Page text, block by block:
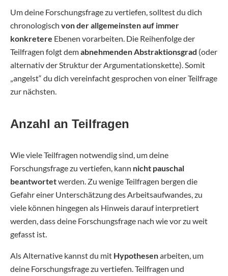
Um deine Forschungsfrage zu vertiefen, solltest du dich
chronologisch von der allgemeinsten auf immer
konkretere Ebenen vorarbeiten. Die Reihenfolge der
Teilfragen folgt demabnehmenden Abstraktionsgrad (oder
alternativ der Struktur der Argumentationskette). Somit
„angelst“ du dich vereinfacht gesprochen von einer Teilfrage
zur nächsten.
Anzahl an Teilfragen
Wie viele Teilfragen notwendig sind, um deine
Forschungsfrage zu vertiefen, kann nicht pauschal
beantwortetwerden. Zu wenige Teilfragen bergen die
Gefahr einer Unterschätzung des Arbeitsaufwandes, zu
viele können hingegen als Hinweis darauf interpretiert
werden, dass deine Forschungsfrage nach wie vor zu weit
gefasst ist.
Als Alternative kannst du mit Hypothesenarbeiten, um
deine Forschungsfrage zu vertiefen. Teilfragen und